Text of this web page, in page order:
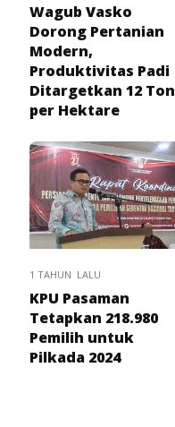
Wagub Vasko
Dorong Pertanian
Modern,
Produktivitas Padi
Ditargetkan 12 Ton
per Hektare
1 TAHUN LALU
KPU Pasaman
Tetapkan 218.980
Pemilih untuk
Pilkada 2024